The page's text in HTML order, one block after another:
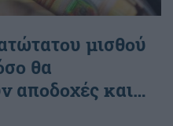
μισθού
θα
αποδοχές και…